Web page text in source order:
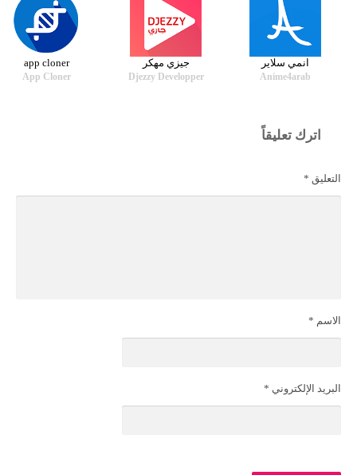
انمي سلاير
Anime4arab
جيزي مهكر
Djezzy Developper
app cloner
App Cloner
اترك تعليقاً
التعليق *
الاسم *
البريد الإلكتروني *